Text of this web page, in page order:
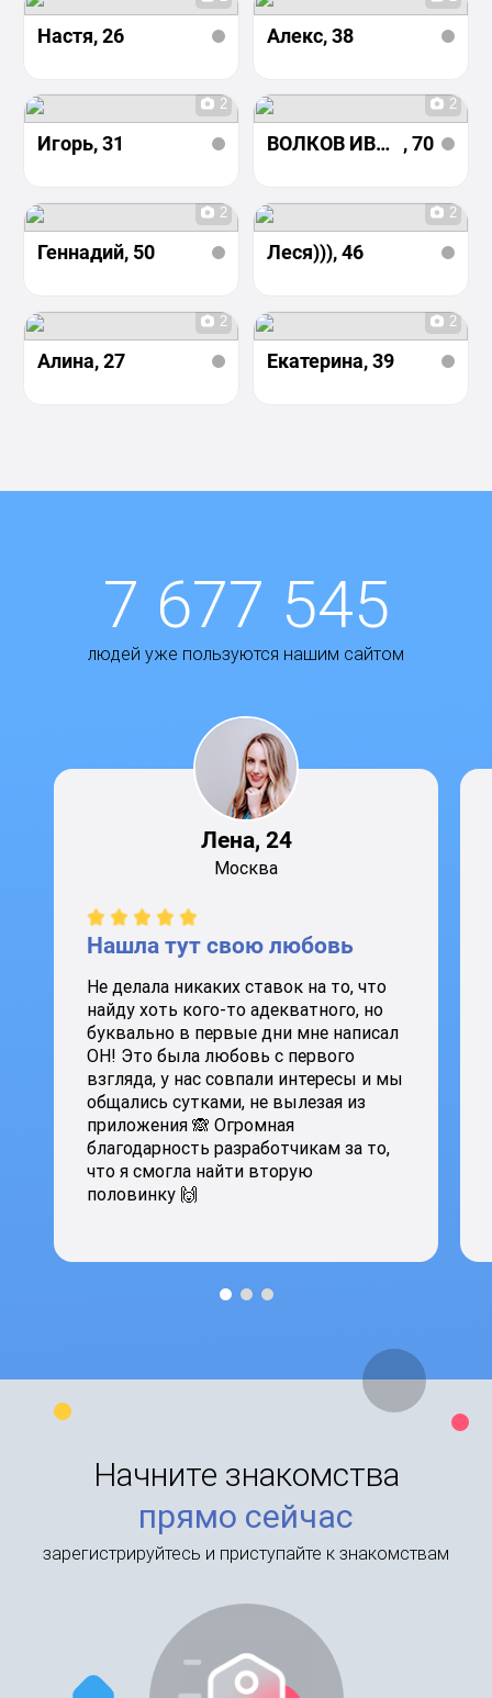
Настя, 26 Алекс, 38
2
Игорь, 31
2
ВОЛКОВ ИВАН ИЛЬИЧ , 70
2
Геннадий, 50
2
Леся))), 46
2
Алина, 27
2
Екатерина, 39
7 677 545
людей уже пользуются нашим сайтом
Лена, 24
Москва
Нашла тут свою любовь
Не делала никаких ставок на то, что
найду хоть кого-то адекватного, но
буквально в первые дни мне написал
ОН! Это была любовь с первого
взгляда, у нас совпали интересы и мы
общались сутками, не вылезая из
приложения 🙈 Огромная
благодарность разработчикам за то,
что я смогла найти вторую
половинку 🙌
Начните знакомства
прямо сейчас
зарегистрируйтесь и приступайте к знакомствам